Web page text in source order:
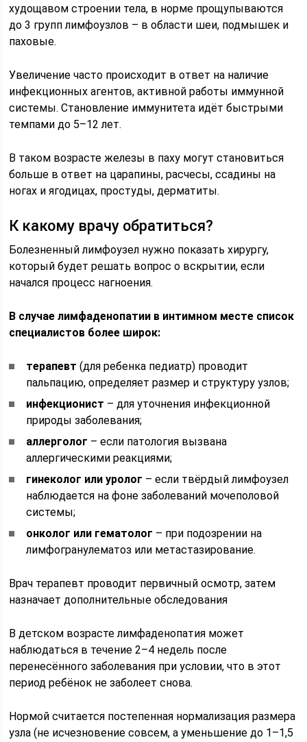
худощавом строении тела, в норме прощупываются
до 3 групп лимфоузлов – в области шеи, подмышек и
паховые.
Увеличение часто происходит в ответ на наличие
инфекционных агентов, активной работы иммунной
системы. Становление иммунитета идёт быстрыми
темпами до 5–12 лет.
В таком возрасте железы в паху могут становиться
больше в ответ на царапины, расчесы, ссадины на
ногах и ягодицах, простуды, дерматиты.
К какому врачу обратиться?
Болезненный лимфоузел нужно показать хирургу,
который будет решать вопрос о вскрытии, если
начался процесс нагноения.
В случае лимфаденопатии в интимном месте список
специалистов более широк:
терапевт (для ребенка педиатр) проводит
пальпацию, определяет размер и структуру узлов;
инфекционист – для уточнения инфекционной
природы заболевания;
аллерголог – если патология вызвана
аллергическими реакциями;
гинеколог или уролог – если твёрдый лимфоузел
наблюдается на фоне заболеваний мочеполовой
системы;
онколог или гематолог – при подозрении на
лимфогранулематоз или метастазирование.
Врач терапевт проводит первичный осмотр, затем
назначает дополнительные обследования
В детском возрасте лимфаденопатия может
наблюдаться в течение 2–4 недель после
перенесённого заболевания при условии, что в этот
период ребёнок не заболеет снова.
Нормой считается постепенная нормализация размера
узла (не исчезновение совсем, а уменьшение до 1–1,5